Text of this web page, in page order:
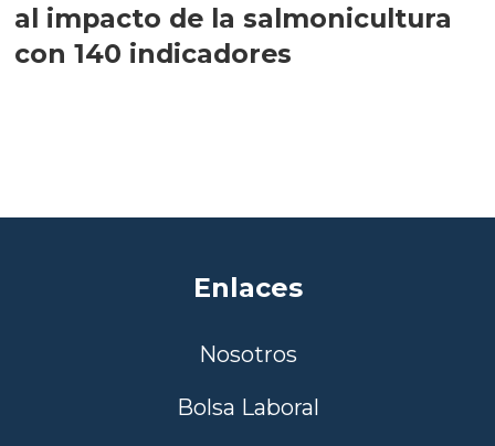
al impacto de la salmonicultura
con 140 indicadores
Enlaces
Nosotros
Bolsa Laboral